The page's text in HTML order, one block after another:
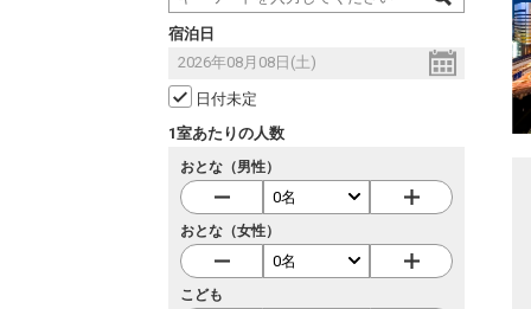
宿泊日
日付未定
1室あたりの人数
おとな（男性）
おとな（女性）
こども